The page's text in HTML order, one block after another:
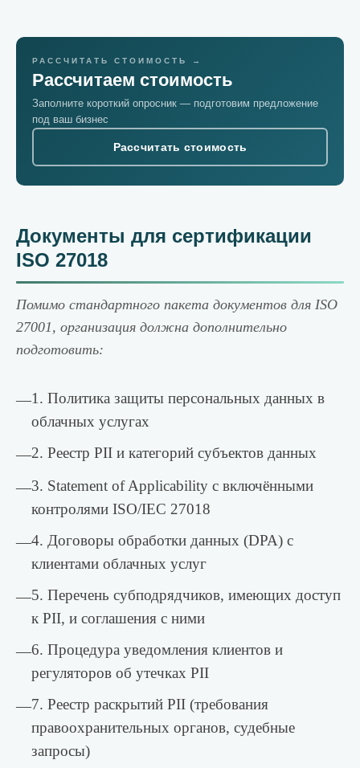
РАССЧИТАТЬ СТОИМОСТЬ →
Рассчитаем стоимость
Заполните короткий опросник — подготовим предложение
под ваш бизнес
Рассчитать стоимость
Документы для сертификации
ISO 27018
Помимо стандартного пакета документов для ISO
27001, организация должна дополнительно
подготовить:
—1. Политика защиты персональных данных в
облачных услугах
—2. Реестр PII и категорий субъектов данных
—3. Statement of Applicability с включёнными
контролями ISO/IEC 27018
—4. Договоры обработки данных (DPA) с
клиентами облачных услуг
—5. Перечень субподрядчиков, имеющих доступ
к PII, и соглашения с ними
—6. Процедура уведомления клиентов и
регуляторов об утечках PII
—7. Реестр раскрытий PII (требования
правоохранительных органов, судебные
запросы)